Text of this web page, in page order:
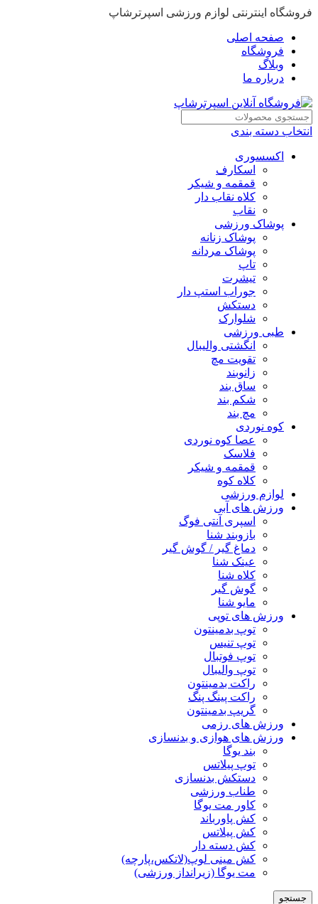
فروشگاه اینترنتی لوازم ورزشی اسپرترشاپ
صفحه اصلی
فروشگاه
وبلاگ
درباره ما
انتخاب دسته بندی
اکسسوری
اسکارف
قمقمه و شیکر
کلاه نقاب دار
نقاب
پوشاک ورزشی
پوشاک زنانه
پوشاک مردانه
تاپ
تیشرت
جوراب استپ دار
دستکش
شلوارک
طبی ورزشی
انگشتی واليبال
تقویت مچ
زانوبند
ساق بند
شکم بند
مچ بند
کوه نوردی
عصا کوه نوردی
فلاسک
قمقمه و شیکر
کلاه کوه
لوازم ورزشی
ورزش های آبی
اسپری آنتی فوگ
بازوبند شنا
دماغ گیر / گوش گیر
عینک شنا
کلاه شنا
گوش گیر
مایو شنا
ورزش های توپی
توپ بدمینتون
توپ تنیس
توپ فوتبال
توپ والیبال
راکت بدمینتون
راکت پینگ پنگ
گریپ بدمینتون
ورزش های رزمی
ورزش های هوازی و بدنسازی
بند یوگا
توپ پیلاتس
دستکش بدنسازی
طناب ورزشی
کاور مت یوگا
کش پاورباند
کش پیلاتس
کش دسته دار
کش مینی لوپ(لاتکس،پارچه)
مت یوگا (زیرانداز ورزشی)
جستجو